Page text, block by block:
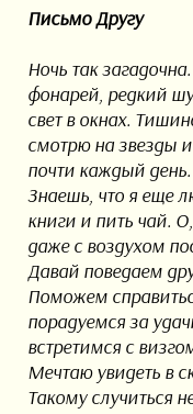
Письмо Другу
Ночь так
фонарей, редкий
свет в окнах.
смотрю на звезды
почти каждый день.
Знаешь, что я еще
книги и пить чай.
даже с воздухом
Давай поведаем
Поможем
порадуемся за
встретимся с
Мечтаю увидеть в
Такому случиться